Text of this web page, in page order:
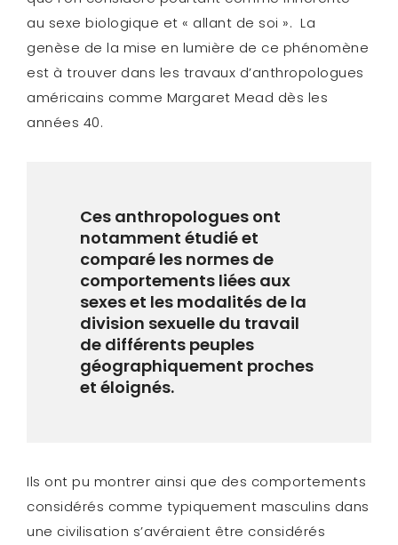
au sexe biologique et « allant de soi ». La
genèse de la mise en lumière de ce phénomène
est à trouver dans les travaux d’anthropologues
américains comme Margaret Mead dès les
années 40.
Ces anthropologues ont
notamment étudié et
comparé les normes de
comportements liées aux
sexes et les modalités de la
division sexuelle du travail
de différents peuples
géographiquement proches
et éloignés.
Ils ont pu montrer ainsi que des comportements
considérés comme typiquement masculins dans
une civilisation s’avéraient être considérés